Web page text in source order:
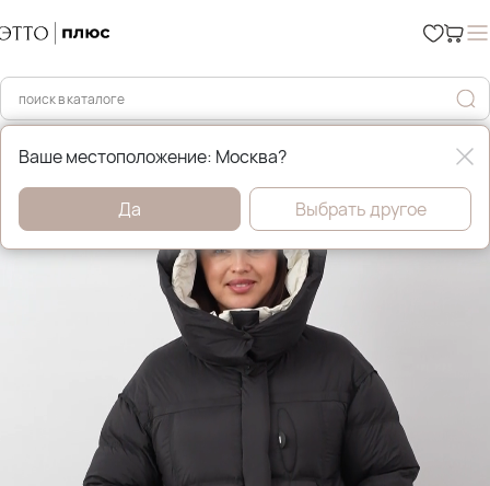
Главная Зимние пуховики и куртки
Ваше местоположение: Москва?
Да Выбрать другое